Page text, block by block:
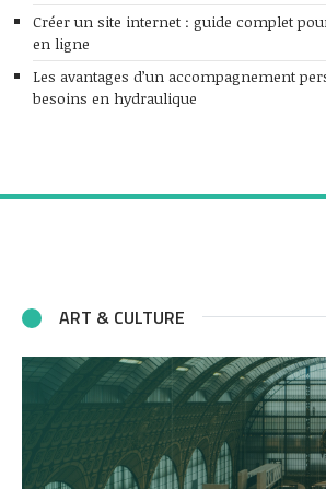
Créer un site internet : guide complet
en ligne
Les avantages d’un accompagnement
besoins en hydraulique
ART & CULTURE